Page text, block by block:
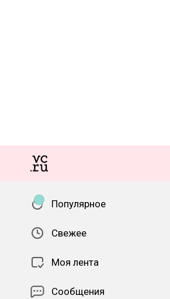
Популярное
Свежее
Моя лента
Сообщения